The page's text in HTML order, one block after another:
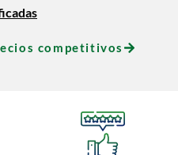
competitivos